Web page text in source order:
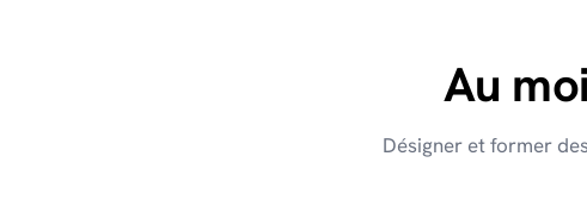
Au
Désigner et former